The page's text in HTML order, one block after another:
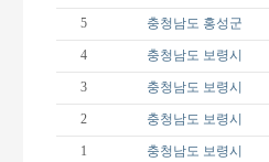
5 충청남도 홍성군
4 충청남도 보령시
3 충청남도 보령시
2 충청남도 보령시
1 충청남도 보령시